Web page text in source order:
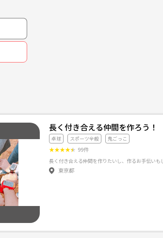
長く付き合える仲間を作ろう！
卓球 スポーツ全般 鬼ごっこ
★★★★★ 99件
長く付き合える仲間を作りたいし、作るお手伝い
東京都